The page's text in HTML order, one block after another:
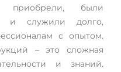
были
и служили долго,
с опытом.
– это сложная
и знаний.